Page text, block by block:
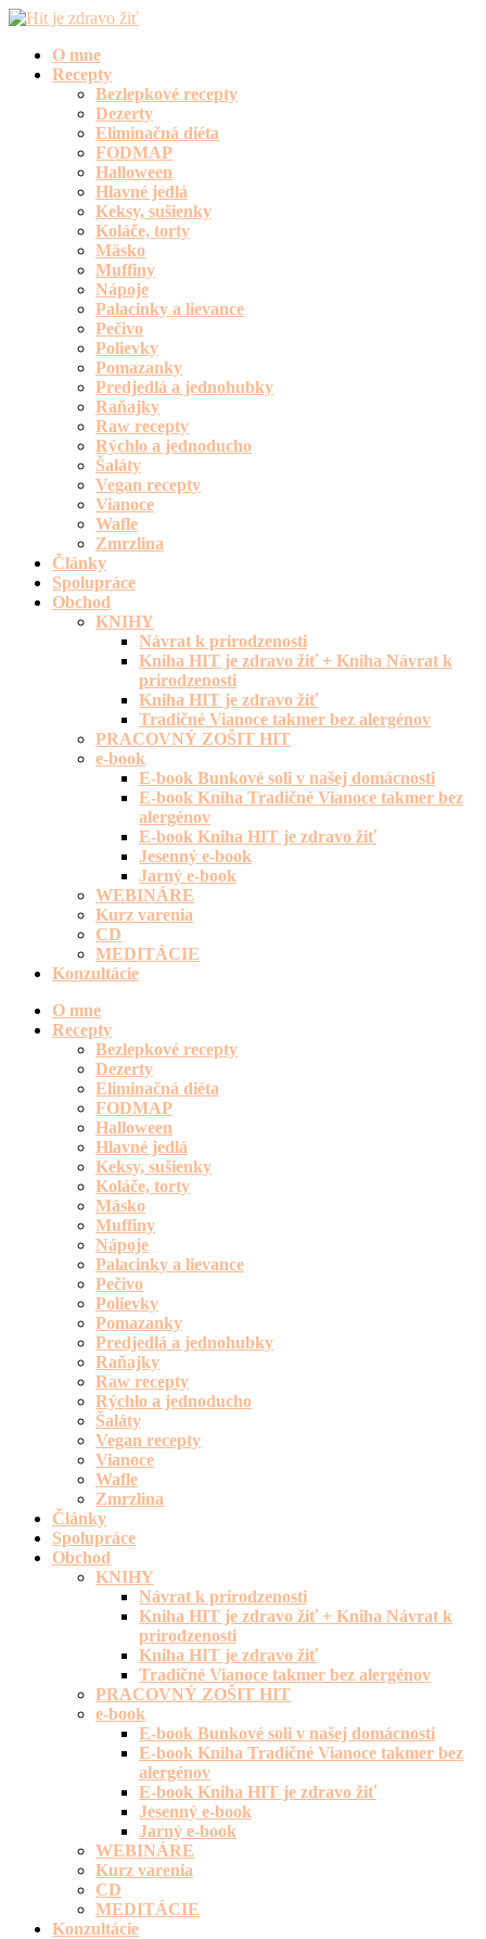
O mne
Recepty
Bezlepkové recepty
Dezerty
Eliminačná diéta
FODMAP
Halloween
Hlavné jedlá
Keksy, sušienky
Koláče, torty
Mäsko
Muffiny
Nápoje
Palacinky a lievance
Pečivo
Polievky
Pomazanky
Predjedlá a jednohubky
Raňajky
Raw recepty
Rýchlo a jednoducho
Šaláty
Vegan recepty
Vianoce
Wafle
Zmrzlina
Články
Spolupráce
Obchod
KNIHY
Návrat k prirodzenosti
Kniha HIT je zdravo žiť + Kniha Návrat k
prirodzenosti
Kniha HIT je zdravo žiť
Tradičné Vianoce takmer bez alergénov
PRACOVNÝ ZOŠIT HIT
e-book
E-book Bunkové soli v našej domácnosti
E-book Kniha Tradičné Vianoce takmer bez
alergénov
E-book Kniha HIT je zdravo žiť
Jesenný e-book
Jarný e-book
WEBINÁRE
Kurz varenia
CD
MEDITÁCIE
Konzultácie
O mne
Recepty
Bezlepkové recepty
Dezerty
Eliminačná diéta
FODMAP
Halloween
Hlavné jedlá
Keksy, sušienky
Koláče, torty
Mäsko
Muffiny
Nápoje
Palacinky a lievance
Pečivo
Polievky
Pomazanky
Predjedlá a jednohubky
Raňajky
Raw recepty
Rýchlo a jednoducho
Šaláty
Vegan recepty
Vianoce
Wafle
Zmrzlina
Články
Spolupráce
Obchod
KNIHY
Návrat k prirodzenosti
Kniha HIT je zdravo žiť + Kniha Návrat k
prirodzenosti
Kniha HIT je zdravo žiť
Tradičné Vianoce takmer bez alergénov
PRACOVNÝ ZOŠIT HIT
e-book
E-book Bunkové soli v našej domácnosti
E-book Kniha Tradičné Vianoce takmer bez
alergénov
E-book Kniha HIT je zdravo žiť
Jesenný e-book
Jarný e-book
WEBINÁRE
Kurz varenia
CD
MEDITÁCIE
Konzultácie